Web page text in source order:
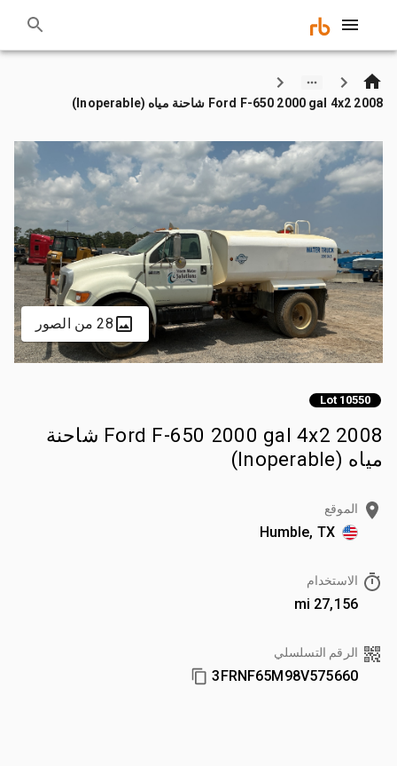
2008 Ford F-650 2000 gal 4x2 شاحنة مياه (Inoperable)
28 من الصور
Lot 10550
2008 Ford F-650 2000 gal 4x2 شاحنة
مياه (Inoperable)
الموقع
Humble, TX
الاستخدام
27,156 mi
الرقم التسلسلي
3FRNF65M98V575660